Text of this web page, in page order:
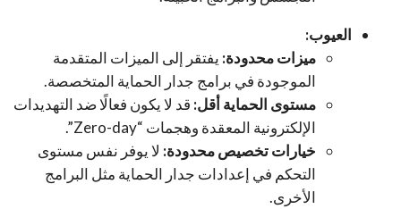
العيوب:
ميزات محدودة: يفتقر إلى الميزات المتقدمة
الموجودة في برامج جدار الحماية المتخصصة.
مستوى الحماية أقل: قد لا يكون فعالًا ضد التهديدات
الإلكترونية المعقدة وهجمات “Zero-day”.
خيارات تخصيص محدودة: لا يوفر نفس مستوى
التحكم في إعدادات جدار الحماية مثل البرامج
الأخرى.